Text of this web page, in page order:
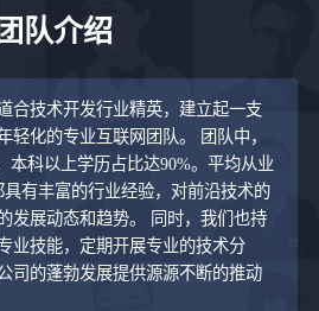
团队介绍
合技术开发行业精英，建立起一支
轻化的专业互联网团队。 团队中，
本科以上学历占比达90%。平均从业
有丰富的行业经验，对前沿技术的
发展动态和趋势。 同时，我们也持
业技能，定期开展专业的技术分
司的蓬勃发展提供源源不断的推动